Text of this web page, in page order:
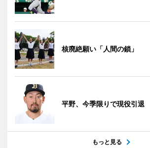
核廃絶願い「人間の鎖」
平野、今季限りで現役引
もっと見る